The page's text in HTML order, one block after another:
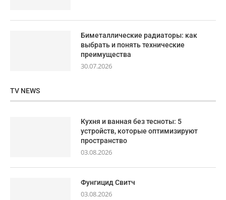
Биметаллические радиаторы: как
выбрать и понять технические
преимущества
30.07.2026
TV NEWS
Кухня и ванная без тесноты: 5
устройств, которые оптимизируют
пространство
03.08.2026
Фунгицид Свитч
03.08.2026